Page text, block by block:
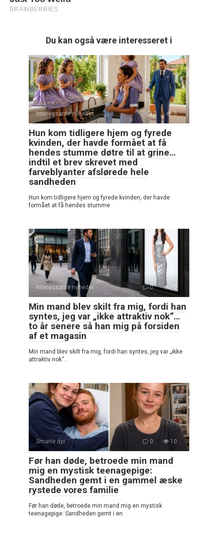
Du kan også være interesseret i
Interessante nyheder 0 6
Hun kom tidligere hjem og fyrede
kvinden, der havde formået at få
hendes stumme døtre til at grine…
indtil et brev skrevet med
farveblyanter afslørede hele
sandheden
Hun kom tidligere hjem og fyrede kvinden, der havde
formået at få hendes stumme
Interessante nyheder 0 10
Min mand blev skilt fra mig, fordi han
syntes, jeg var „ikke attraktiv nok“…
to år senere så han mig på forsiden
af et magasin
Min mand blev skilt fra mig, fordi han syntes, jeg var „ikke
attraktiv nok“…
Smarte dyr 0 10
Før han døde, betroede min mand
mig en mystisk teenagepige:
Sandheden gemt i en gammel æske
rystede vores familie
Før han døde, betroede min mand mig en mystisk
teenagepige: Sandheden gemt i en